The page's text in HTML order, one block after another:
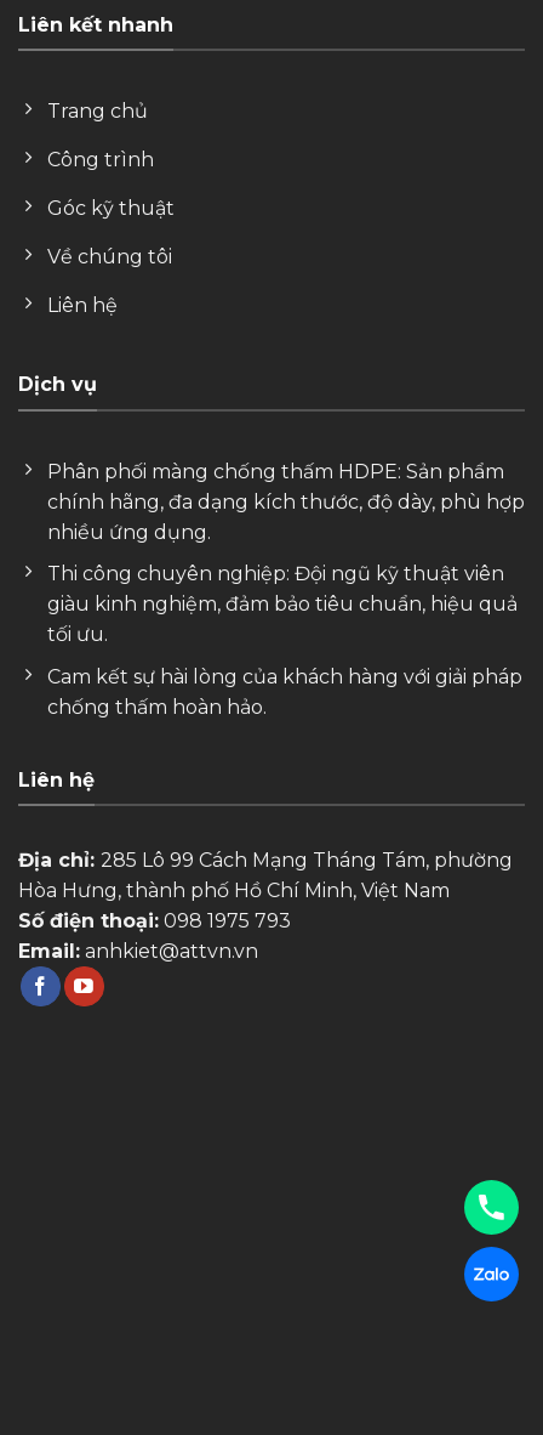
Liên kết nhanh
Trang chủ
Công trình
Góc kỹ thuật
Về chúng tôi
Liên hệ
Dịch vụ
Phân phối màng chống thấm HDPE: Sản phẩm
chính hãng, đa dạng kích thước, độ dày, phù hợp
nhiều ứng dụng.
Thi công chuyên nghiệp: Đội ngũ kỹ thuật viên
giàu kinh nghiệm, đảm bảo tiêu chuẩn, hiệu quả
tối ưu.
Cam kết sự hài lòng của khách hàng với giải pháp
chống thấm hoàn hảo.
Liên hệ
Địa chỉ: 285 Lô 99 Cách Mạng Tháng Tám, phường
Hòa Hưng, thành phố Hồ Chí Minh, Việt Nam
Số điện thoại: 098 1975 793
Email: anhkiet@attvn.vn